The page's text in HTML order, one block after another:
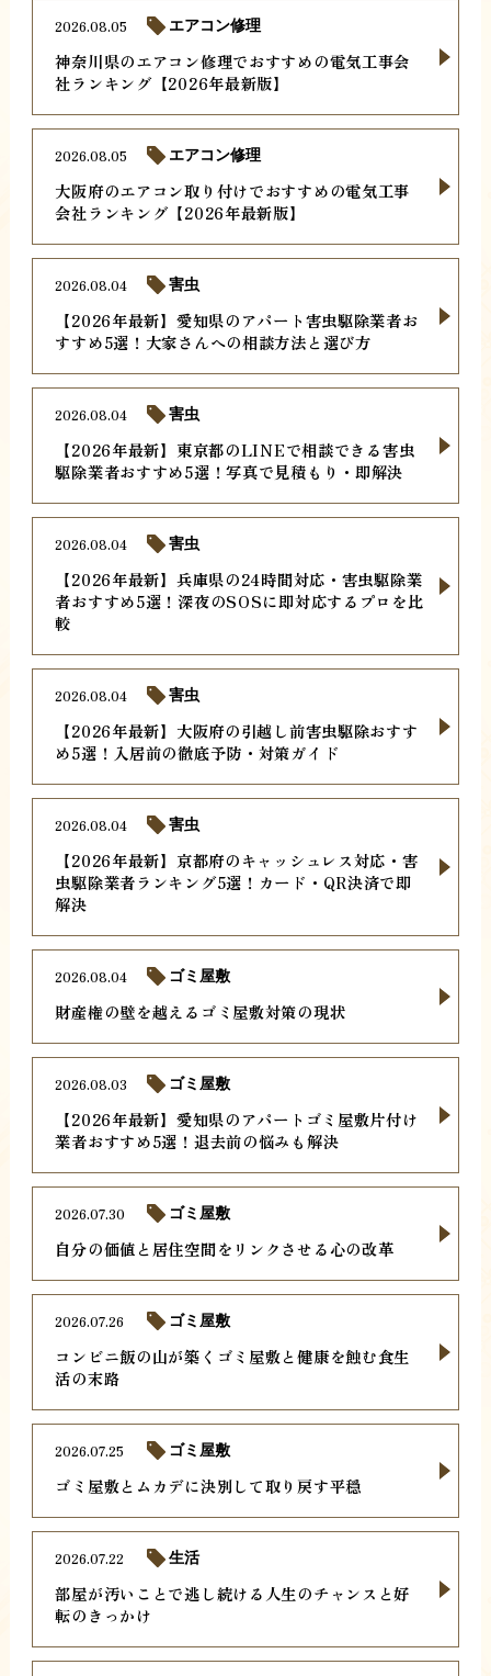
神奈川県のエアコン修理でおすすめの電気工事会
社ランキング【2026年最新版】
2026.08.05 エアコン修理
大阪府のエアコン取り付けでおすすめの電気工事
会社ランキング【2026年最新版】
2026.08.05 エアコン修理
【2026年最新】愛知県のアパート害虫駆除業者お
すすめ5選！大家さんへの相談方法と選び方
2026.08.04 害虫
【2026年最新】東京都のLINEで相談できる害虫
駆除業者おすすめ5選！写真で見積もり・即解決
2026.08.04 害虫
【2026年最新】兵庫県の24時間対応・害虫駆除業
者おすすめ5選！深夜のSOSに即対応するプロを比
較
2026.08.04 害虫
【2026年最新】大阪府の引越し前害虫駆除おすす
め5選！入居前の徹底予防・対策ガイド
2026.08.04 害虫
【2026年最新】京都府のキャッシュレス対応・害
虫駆除業者ランキング5選！カード・QR決済で即
解決
2026.08.04 害虫
財産権の壁を越えるゴミ屋敷対策の現状
2026.08.04 ゴミ屋敷
【2026年最新】愛知県のアパートゴミ屋敷片付け
業者おすすめ5選！退去前の悩みも解決
2026.08.03 ゴミ屋敷
自分の価値と居住空間をリンクさせる心の改革
2026.07.30 ゴミ屋敷
コンビニ飯の山が築くゴミ屋敷と健康を蝕む食生
活の末路
2026.07.26 ゴミ屋敷
ゴミ屋敷とムカデに決別して取り戻す平穏
2026.07.25 ゴミ屋敷
部屋が汚いことで逃し続ける人生のチャンスと好
転のきっかけ
2026.07.22 生活